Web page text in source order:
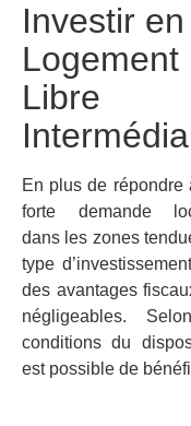
Investir en
Logement
Libre
En plus de répondre
forte demande
dans les zones
type
des avantages
négligeables.
conditions du
est possible de